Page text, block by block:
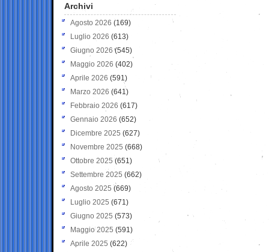
Archivi
Agosto 2026 (169)
Luglio 2026 (613)
Giugno 2026 (545)
Maggio 2026 (402)
Aprile 2026 (591)
Marzo 2026 (641)
Febbraio 2026 (617)
Gennaio 2026 (652)
Dicembre 2025 (627)
Novembre 2025 (668)
Ottobre 2025 (651)
Settembre 2025 (662)
Agosto 2025 (669)
Luglio 2025 (671)
Giugno 2025 (573)
Maggio 2025 (591)
Aprile 2025 (622)